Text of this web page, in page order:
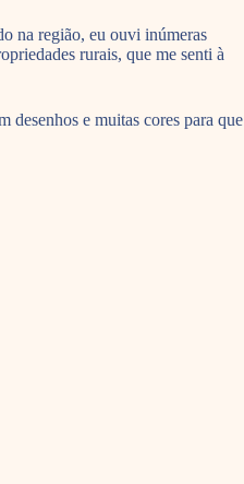
na região, eu ouvi inúmeras
rurais, que me senti à
desenhos e muitas cores para que